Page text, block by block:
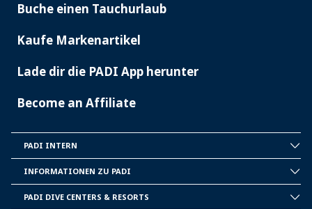
Buche einen Tauchurlaub
Kaufe Markenartikel
Lade dir die PADI App herunter
Become an Affiliate
PADI
PADI INTERN
INFORMATION
INFORMATIONEN ZU PADI
PADI DIVE CENTERS & RESORTS